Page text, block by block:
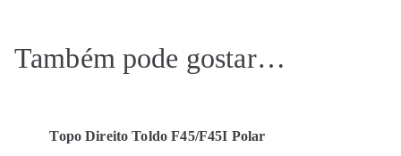
Também pode gostar…
Topo Direito Toldo F45/F45I Polar